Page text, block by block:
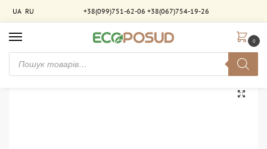
UA RU +38(099)751-62-06 +38(067)754-19-26
0
Головна / Паковання для фастфуду Контейнер для їжі з прозорою кришкою 1000 мл крафт-білий ламінований. 200 шт/ящ